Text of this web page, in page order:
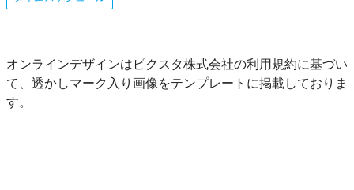
オンラインデザインはピクスタ株式会社の利用規約に基づい
て、透かしマーク入り画像をテンプレートに掲載しておりま
す。